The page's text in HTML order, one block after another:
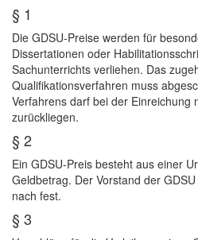
§ 1
Die GDSU-Preise werden für
Dissertationen oder
Sachunterrichts verliehen. Das
Qualifikationsverfahren muss
Verfahrens darf bei der Einreichung
zurückliegen.
§ 2
Ein GDSU-Preis besteht aus einer
Geldbetrag. Der Vorstand der
nach fest.
§ 3